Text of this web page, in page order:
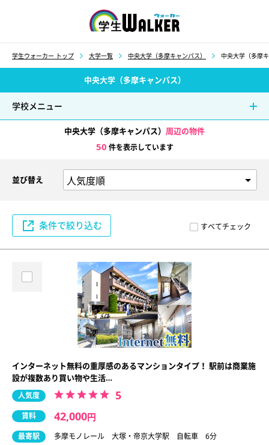
学生ウォーカー トップ 大学一覧 中央大学（多摩キャンパス） 中央大学（多摩
中央大学（多摩キャンパス）
学校メニュー
中央大学（多摩キャンパス） 周辺の物件
50 件を表示しています
すべてチェック
並び替え
条件で絞り込む
インターネット無料の重厚感のあるマンションタイプ！ 駅前は商業施
設が複数あり買い物や生活…
人気度 5
賃料 42,000円
最寄駅 多摩モノレール 大塚・帝京大学駅 自転車 6分